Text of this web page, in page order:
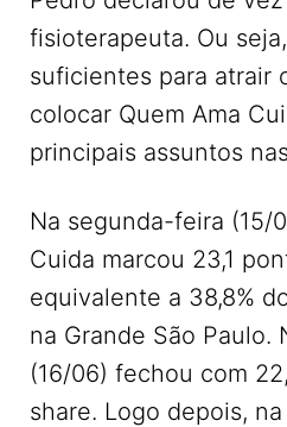
fisioterapeuta. Ou
suficientes para atrair
colocar Quem Ama
principais assuntos
Na segunda-feira (15/
Cuida marcou 23,1
equivalente a 38,8%
na Grande São Paulo.
(16/06) fechou com
share. Logo depois,